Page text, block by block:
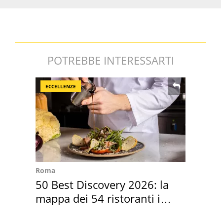
POTREBBE INTERESSARTI
ECCELLENZE
Roma
50 Best Discovery 2026: la
mappa dei 54 ristoranti in